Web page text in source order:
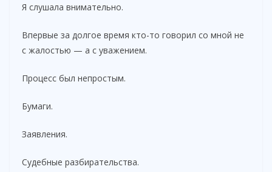
Я слушала внимательно.
Впервые за долгое время кто-то говорил со мной не
с жалостью — а с уважением.
Процесс был непростым.
Бумаги.
Заявления.
Судебные разбирательства.